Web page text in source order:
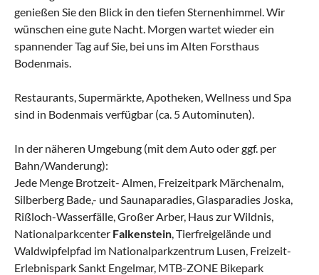
genießen Sie den Blick in den tiefen Sternenhimmel. Wir
wünschen eine gute Nacht. Morgen wartet wieder ein
spannender Tag auf Sie, bei uns im Alten Forsthaus
Bodenmais.
Restaurants, Supermärkte, Apotheken, Wellness und Spa
sind in Bodenmais verfügbar (ca. 5 Autominuten).
In der näheren Umgebung (mit dem Auto oder ggf. per
Bahn/Wanderung):
Jede Menge Brotzeit- Almen, Freizeitpark Märchenalm,
Silberberg Bade,- und Saunaparadies, Glasparadies Joska,
Rißloch-Wasserfälle, Großer Arber, Haus zur Wildnis,
Nationalparkcenter Falkenstein , Tierfreigelände und
Waldwipfelpfad im Nationalparkzentrum Lusen, Freizeit-
Erlebnispark Sankt Engelmar, MTB-ZONE Bikepark